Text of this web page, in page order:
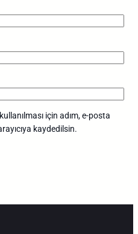
için adım, e-posta
kaydedilsin.